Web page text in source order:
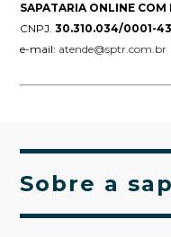
SAPATARIA ONLINE COM
CNPJ.30.310.034/0001-43
e-mail: atende@sptr.com.br
Sobre a